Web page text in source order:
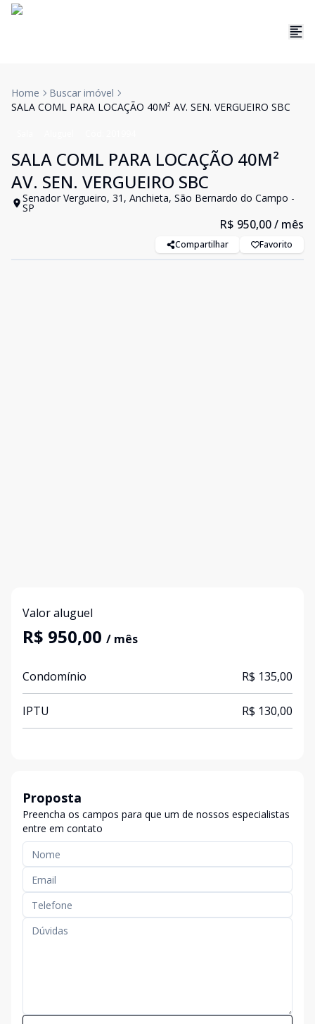
Home
Buscar imóvel
SALA COML PARA LOCAÇÃO 40M² AV. SEN. VERGUEIRO SBC
SALA COML PARA LOCAÇÃO 40M²
AV. SEN. VERGUEIRO SBC
Senador Vergueiro, 31, Anchieta, São Bernardo do Campo -
SP
R$ 950,00/ mês
Compartilhar Favorito
Valor aluguel
R$ 950,00 / mês
Condomínio R$ 135,00
IPTU R$ 130,00
Proposta
Preencha os campos para que um de nossos especialistas
entre em contato